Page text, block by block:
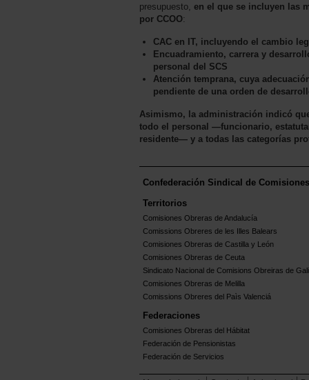
presupuesto, en el que se incluyen las
por CCOO:
CAC en IT, incluyendo el cambio
Encuadramiento, carrera y
personal del SCS
Atención temprana, cuya
pendiente de una orden de
Asimismo, la administración indicó
todo el personal —funcionario,
residente— y a todas las categorías
Confederación Sindical de
Territorios
Comisiones Obreras de Andalucía
Comissions Obreres de les Illes Balears
Comisiones Obreras de Castilla y León
Comisiones Obreras de Ceuta
Sindicato Nacional de Comisions Obreiras de
Comisiones Obreras de Melilla
Comissions Obreres del Paìs Valenciá
Federaciones
Comisiones Obreras del Hábitat
Federación de Pensionistas
Federación de Servicios